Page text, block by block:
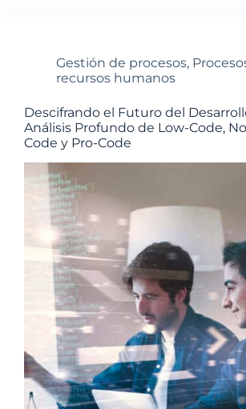
Gestión de procesos,
recursos humanos
Descifrando el Futuro del
Análisis Profundo de Low-Code,
Code y Pro-Code